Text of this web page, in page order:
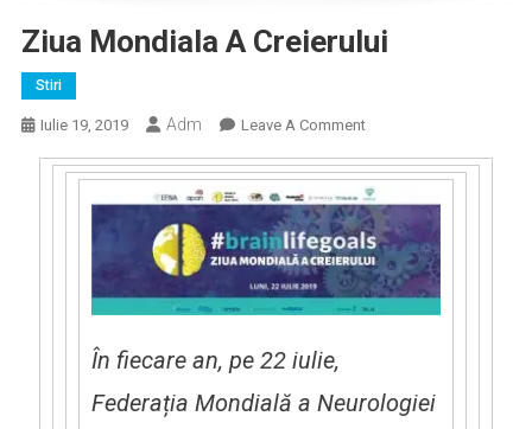
Ziua Mondiala A Creierului
Stiri
Iulie 19, 2019 Adm Leave A CommentOn
Mondiala
A
Creierului
În fiecare an, pe 22 iulie,
Federația Mondială a Neurologiei